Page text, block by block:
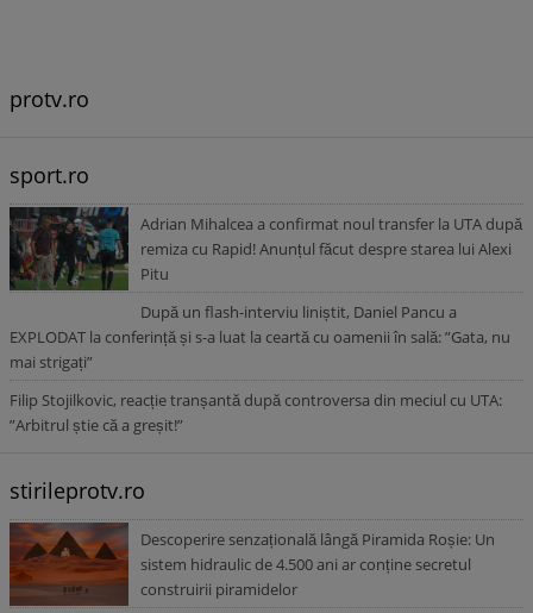
protv.ro
sport.ro
Adrian Mihalcea a confirmat noul transfer la UTA după
remiza cu Rapid! Anunțul făcut despre starea lui Alexi
Pitu
După un flash-interviu liniștit, Daniel Pancu a
EXPLODAT la conferință și s-a luat la ceartă cu oamenii în sală: ”Gata, nu
mai strigați”
Filip Stojilkovic, reacție tranșantă după controversa din meciul cu UTA:
”Arbitrul știe că a greșit!”
stirileprotv.ro
Descoperire senzațională lângă Piramida Roșie: Un
sistem hidraulic de 4.500 ani ar conține secretul
construirii piramidelor